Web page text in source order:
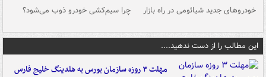
خودروهای جدید شیائومی در راه بازار چرا سیم‌کشی خودرو ذوب می‌شود؟
این مطالب را از دست ندهید....
مهلت ۳ روزه سازمان بورس به هلدینگ خلیج فارس